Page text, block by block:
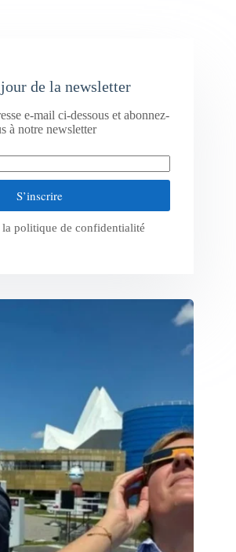
de la newsletter
e-mail ci-dessous et abonnez-
à notre newsletter
S’inscrire
la politique de confidentialité